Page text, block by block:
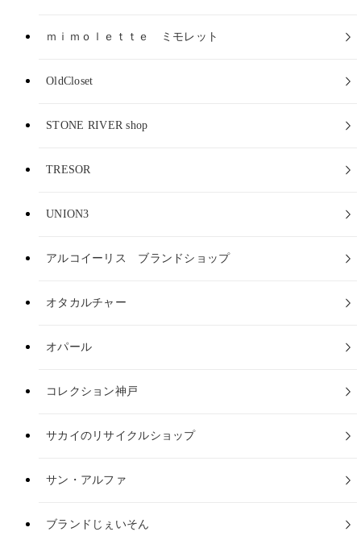
ｍｉｍｏｌｅｔｔｅ ミモレット
OldCloset
STONE RIVER shop
TRESOR
UNION3
アルコイーリス ブランドショップ
オタカルチャー
オパール
コレクション神戸
サカイのリサイクルショップ
サン・アルファ
ブランドじぇいそん